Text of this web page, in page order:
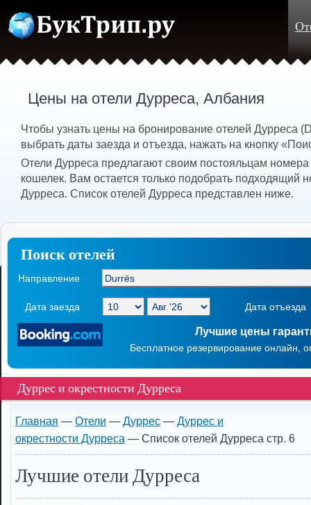
Цены на отели Дурреса, Албания
Чтобы узнать цены на бронирование отелей Дурреса
выбрать даты заезда и отъезда, нажать на кнопку
Отели Дурреса предлагают своим постояльцам
кошелек. Вам остается только подобрать подходящий
Дурреса. Список отелей Дурреса представлен ниже.
Поиск отелей
Направление
Дата заезда Дата отъезда
Лучшие цены
Бесплатное резервирование онлайн,
Дуррес и окрестности Дурреса
Главная — Отели — Дуррес — Дуррес и
окрестности Дурреса — Список отелей Дурреса стр. 6
Лучшие отели Дурреса